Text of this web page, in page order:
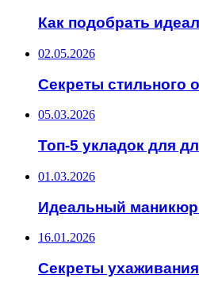
Как подобрать
02.05.2026
Секреты стильного
05.03.2026
Топ-5 укладок для
01.03.2026
Идеальный маникюр
16.01.2026
Секреты